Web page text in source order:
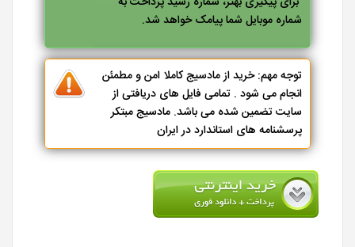
شماره موبایل شما پیامک خواهد شد.
توجه مهم: خرید از مادسیج کاملا امن و مطمئن
انجام می شود . تمامی فایل های دریافتی از
سایت تضمین شده می باشد. مادسیج مبتکر
پرسشنامه های استاندارد در ایران